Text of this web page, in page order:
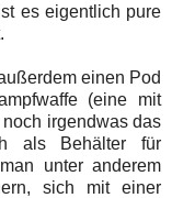
es eigentlich pure
einen Pod
(eine mit
irgendwas das
als Behälter für
unter anderem
sich mit einer